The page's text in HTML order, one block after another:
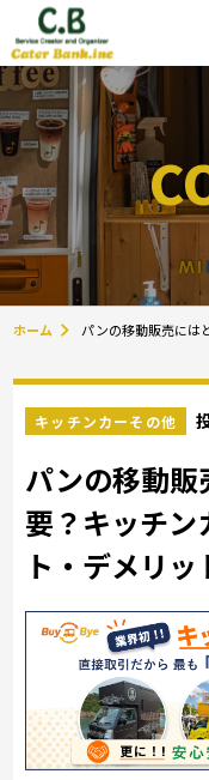
ホーム パンの移動販売には
キッチンカーその他
パンの移動
要？キッチン
ト・デメリッ